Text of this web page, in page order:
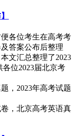
各位考生在高考考
答案公布后整理
文汇总整理了2023
位2023届北京考
，北京高考英语真